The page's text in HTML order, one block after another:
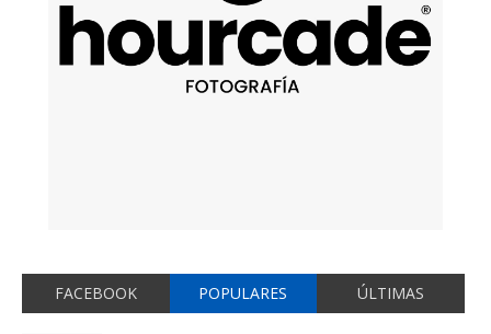
FACEBOOK POPULARES ÚLTIMAS